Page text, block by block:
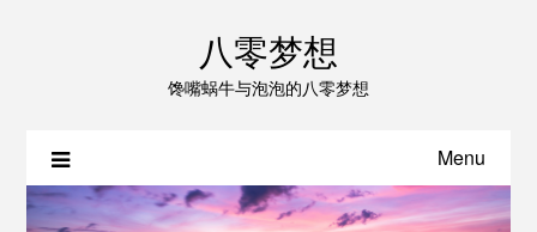
八零梦想
馋嘴蜗牛与泡泡的八零梦想
Menu